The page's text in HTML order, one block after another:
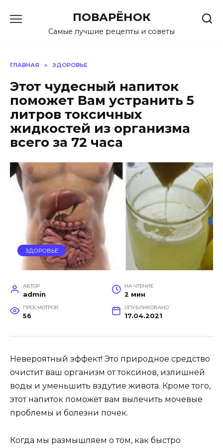
содержанию
ПОВАРЁНОК
Самые лучшие рецепты и советы
ГЛАВНАЯ » ЗДОРОВЬЕ
Этот чудесный напиток
поможет Вам устранить 5
литров токсичных
жидкостей из организма
всего за 72 часа
ЗДОРОВЬЕ
АВТОР
admin
НА ЧТЕНИЕ
2 мин
ПРОСМОТРОВ
56
ОПУБЛИКОВАНО
17.04.2021
Невероятный эффект! Это природное средство
очистит ваш организм от токсинов, излишней
воды и уменьшить вздутие живота. Кроме того,
этот напиток поможет вам вылечить мочевые
проблемы и болезни почек.
Когда мы размышляем о том, как быстро